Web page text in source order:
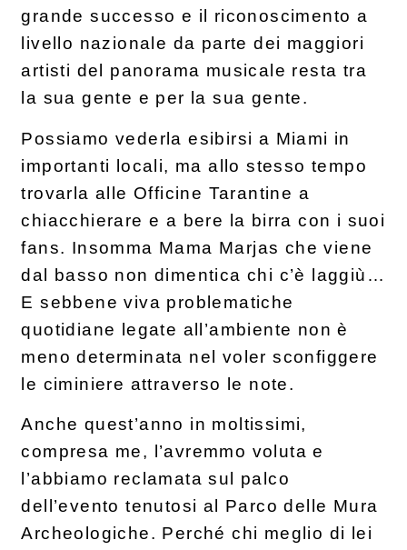
grande successo e il riconoscimento a
livello nazionale da parte dei maggiori
artisti del panorama musicale resta tra
la sua gente e per la sua gente.
Possiamo vederla esibirsi a Miami in
importanti locali, ma allo stesso tempo
trovarla alle Officine Tarantine a
chiacchierare e a bere la birra con i suoi
fans. Insomma Mama Marjas che viene
dal basso non dimentica chi c’è laggiù…
E sebbene viva problematiche
quotidiane legate all’ambiente non è
meno determinata nel voler sconfiggere
le ciminiere attraverso le note.
Anche quest’anno in moltissimi,
compresa me, l’avremmo voluta e
l’abbiamo reclamata sul palco
dell’evento tenutosi al Parco delle Mura
Archeologiche. Perché chi meglio di lei